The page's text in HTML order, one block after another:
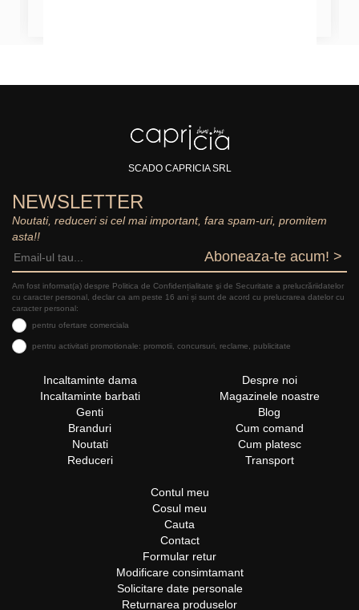
SCADO CAPRICIA SRL
NEWSLETTER
Noutati, reduceri si cel mai important, fara spam-uri, promitem
asta!!
Aboneaza-te acum! >
Am fost informat(a) despre Politica de Confidențialitate şi de Securitate a prelucrăriidatelor
cu caracter personal, declar ca am peste 16 ani și sunt de acord cu prelucrarea datelor cu
caracter personal:
pentru ofertare comerciala
pentru activitati promotionale: promotii, concursuri, reclame, publicitate
Incaltaminte dama
Incaltaminte barbati
Genti
Branduri
Noutati
Reduceri
Despre noi
Magazinele noastre
Blog
Cum comand
Cum platesc
Transport
Contul meu
Cosul meu
Cauta
Contact
Formular retur
Modificare consimtamant
Solicitare date personale
Returnarea produselor